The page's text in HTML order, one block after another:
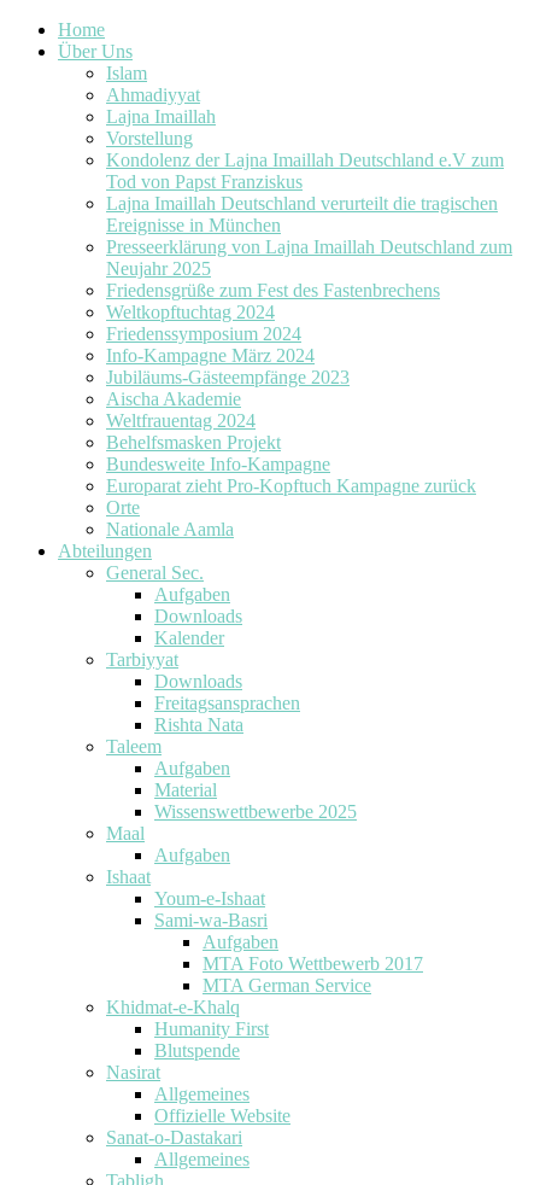
Home
Über Uns
Islam
Ahmadiyyat
Lajna Imaillah
Vorstellung
Kondolenz der Lajna Imaillah Deutschland e.V zum
Tod von Papst Franziskus
Lajna Imaillah Deutschland verurteilt die tragischen
Ereignisse in München
Presseerklärung von Lajna Imaillah Deutschland zum
Neujahr 2025
Friedensgrüße zum Fest des Fastenbrechens
Weltkopftuchtag 2024
Friedenssymposium 2024
Info-Kampagne März 2024
Jubiläums-Gästeempfänge 2023
Aischa Akademie
Weltfrauentag 2024
Behelfsmasken Projekt
Bundesweite Info-Kampagne
Europarat zieht Pro-Kopftuch Kampagne zurück
Orte
Nationale Aamla
Abteilungen
General Sec.
Aufgaben
Downloads
Kalender
Tarbiyyat
Downloads
Freitagsansprachen
Rishta Nata
Taleem
Aufgaben
Material
Wissenswettbewerbe 2025
Maal
Aufgaben
Ishaat
Youm-e-Ishaat
Sami-wa-Basri
Aufgaben
MTA Foto Wettbewerb 2017
MTA German Service
Khidmat-e-Khalq
Humanity First
Blutspende
Nasirat
Allgemeines
Offizielle Website
Sanat-o-Dastakari
Allgemeines
Tabligh